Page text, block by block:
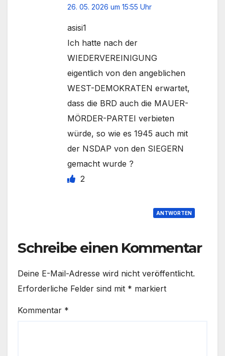
26. 05. 2026 um 15:55 Uhr
asisi1
Ich hatte nach der
WIEDERVEREINIGUNG
eigentlich von den angeblichen
WEST-DEMOKRATEN erwartet,
dass die BRD auch die MAUER-
MÖRDER-PARTEI verbieten
würde, so wie es 1945 auch mit
der NSDAP von den SIEGERN
gemacht wurde ?
2
ANTWORTEN
Schreibe einen Kommentar
Deine E-Mail-Adresse wird nicht veröffentlicht.
Erforderliche Felder sind mit * markiert
Kommentar *